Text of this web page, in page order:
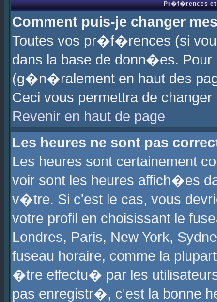
Pr�f�rences et
Comment puis-je changer
Toutes vos pr�f�rences (si
dans la base de donn�es.
(g�n�ralement en haut des
Ceci vous permettra de
Revenir en haut de page
Les heures ne sont pas
Les heures sont certainement
voir sont les heures affich�es
v�tre. Si c'est le cas, vous
votre profil en choisissant le
Londres, Paris, New York,
fuseau horaire, comme la
�tre effectu� par les
pas enregistr�, c'est la bonne